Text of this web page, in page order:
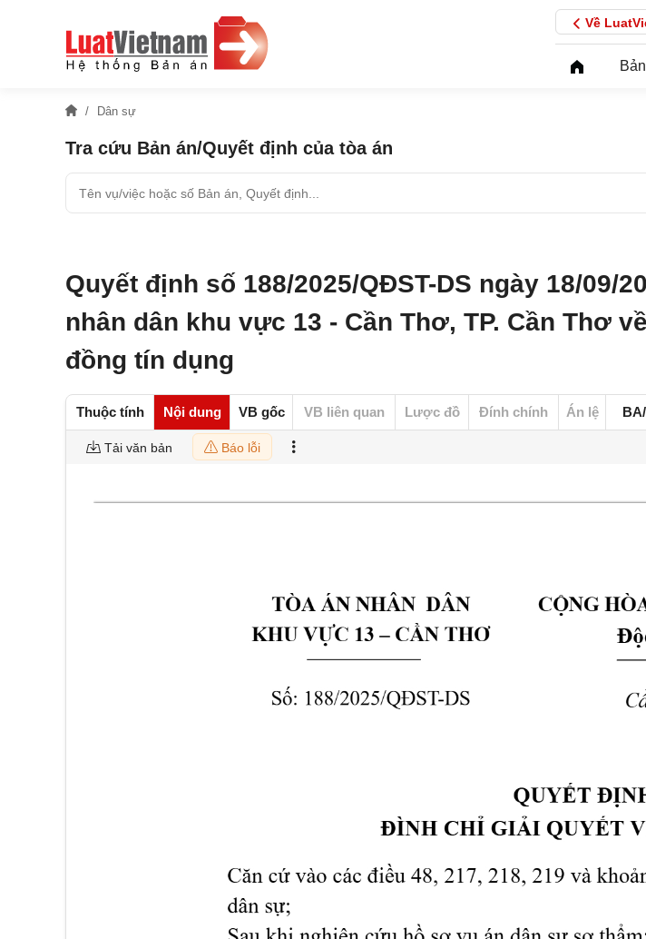
Về
Dân sự
Tra cứu Bản án/Quyết định của tòa án
Quyết định số 188/2025/QĐST-DS ngày 18/09/
nhân dân khu vực 13 - Cần Thơ, TP. Cần Thơ
đồng tín dụng
Thuộc tính Nội dung VB gốc VB liên quan Lược đồ Đính chính Án lệ
Tải văn bản Báo lỗi